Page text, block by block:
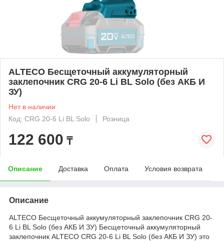
ALTECO Бесщеточный аккумуляторный
заклепочник CRG 20-6 Li BL Solo (без АКБ И
ЗУ)
Нет в наличии
Код: CRG 20-6 Li BL Solo
Розница
122 600 ₸
Описание Доставка Оплата Условия возврата
Описание
ALTECO Бесщеточный аккумуляторный заклепочник CRG 20-
6 Li BL Solo (без АКБ И ЗУ) Бесщеточный аккумуляторный
заклепочник ALTECO CRG 20-6 Li BL Solo (без АКБ И ЗУ) это